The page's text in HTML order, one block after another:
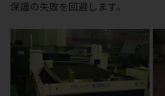
保護の失敗を回避します。